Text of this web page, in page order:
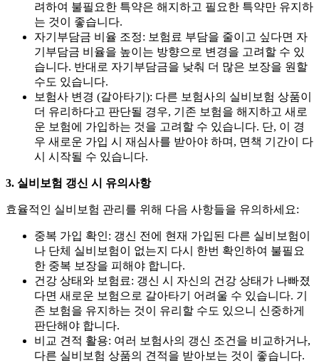
려하여 불필요한 특약은 해지하고 필요한 특약만 유지하
는 것이 좋습니다.
자기부담금 비율 조정: 보험료 부담을 줄이고 싶다면 자
기부담금 비율을 높이는 방향으로 변경을 고려할 수 있
습니다. 반대로 자기부담금을 낮춰 더 많은 보장을 원할
수도 있습니다.
보험사 변경 (갈아타기): 다른 보험사의 실비보험 상품이
더 유리하다고 판단될 경우, 기존 보험을 해지하고 새로
운 보험에 가입하는 것을 고려할 수 있습니다. 단, 이 경
우 새로운 가입 시 재심사를 받아야 하며, 면책 기간이 다
시 시작될 수 있습니다.
3. 실비보험 갱신 시 유의사항
효율적인 실비보험 관리를 위해 다음 사항들을 유의하세요:
중복 가입 확인: 갱신 전에 현재 가입된 다른 실비보험이
나 단체 실비보험이 없는지 다시 한번 확인하여 불필요
한 중복 보장을 피해야 합니다.
건강 상태와 보험료: 갱신 시 자신의 건강 상태가 나빠졌
다면 새로운 보험으로 갈아타기 어려울 수 있습니다. 기
존 보험을 유지하는 것이 유리할 수도 있으니 신중하게
판단해야 합니다.
비교 견적 활용: 여러 보험사의 갱신 조건을 비교하거나,
다른 실비보험 상품의 견적을 받아보는 것이 좋습니다.